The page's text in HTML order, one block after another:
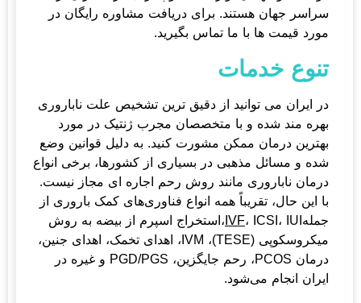
سراسر جهان هستند. برای دریافت مشاوره رایگان در
مورد قیمت ها با ما تماس بگیرید.
تنوع خدمات
در ایران می توانید از دقیق ترین تشخیص علت ناباروری
بهره مند شده و با متخصصان مجرب ژنتیک در مورد
بهترین درمان ممکن مشورت کنید. به دلیل قوانین وضع
شده و مسائل مذهبی در بسیاری از کشورها، برخی انواع
درمان ناباروری مانند روش رحم اجاره ای مجاز نیست.
با این حال، تقریباً همه انواع فناوری‌های کمک باروری از
جمله
IVF ، ICSI، IUI،استخراج اسپرم از بیضه به روش
میکروسکوپی (TESE)، IVM، اهدای تخمک، اهدای جنین،
درمان PCOS، رحم جایگزین، PGD/PGS و غیره در
ایران انجام می‌شود.